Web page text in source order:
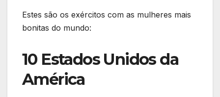
Estes são os exércitos com as mulheres mais
bonitas do mundo:
10 Estados Unidos da
América